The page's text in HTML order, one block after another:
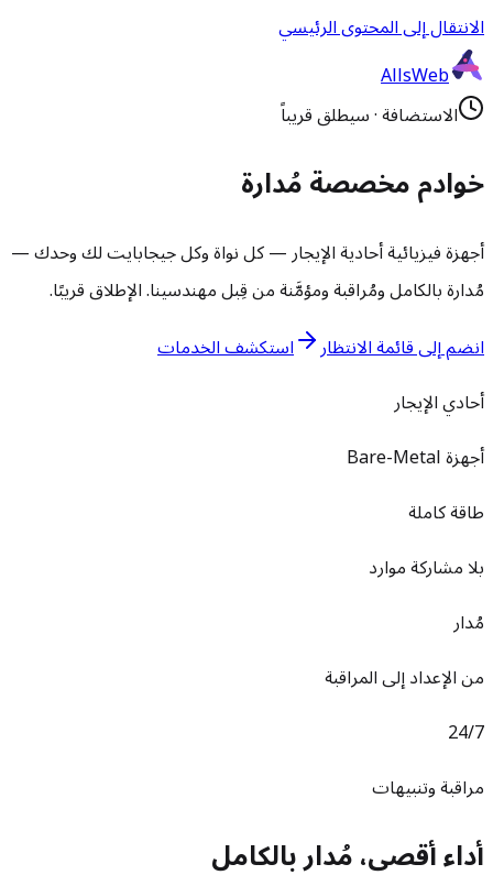
الانتقال إلى المحتوى الرئيسي
AllsWeb
الاستضافة·سيطلق قريباً
خوادم مخصصة مُدارة
أجهزة فيزيائية أحادية الإيجار — كل نواة وكل جيجابايت لك وحدك —
مُدارة بالكامل ومُراقبة ومؤمَّنة من قِبل مهندسينا. الإطلاق قريبًا.
انضم إلى قائمة الانتظار
استكشف الخدمات
أحادي الإيجار
أجهزة Bare-Metal
طاقة كاملة
بلا مشاركة موارد
مُدار
من الإعداد إلى المراقبة
24/7
مراقبة وتنبيهات
أداء أقصى، مُدار بالكامل